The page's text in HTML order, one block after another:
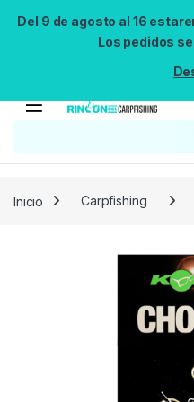
Del 9 de agosto al 16
Los pedidos se